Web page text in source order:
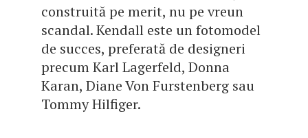
construită pe merit, nu pe vreun
scandal. Kendall este un fotomodel
de succes, preferată de designeri
precum Karl Lagerfeld, Donna
Karan, Diane Von Furstenberg sau
Tommy Hilfiger.